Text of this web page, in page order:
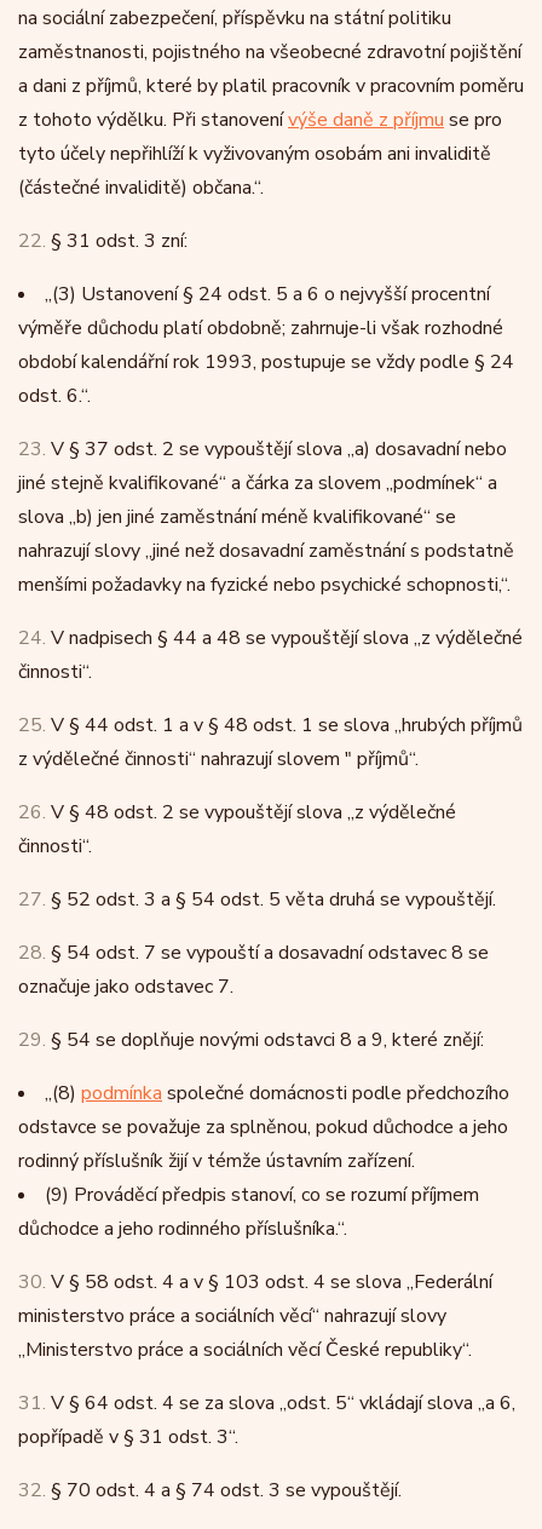
na sociální zabezpečení, příspěvku na státní politiku
zaměstnanosti, pojistného na všeobecné zdravotní pojištění
a dani z příjmů, které by platil pracovník v pracovním poměru
z tohoto výdělku. Při stanovenívýše daně z příjmu se pro
tyto účely nepřihlíží k vyživovaným osobám ani invaliditě
(částečné invaliditě) občana.“.
22. § 31 odst. 3 zní:
„(3) Ustanovení § 24 odst. 5 a 6 o nejvyšší procentní
výměře důchodu platí obdobně; zahrnuje-li však rozhodné
období kalendářní rok 1993, postupuje se vždy podle § 24
odst. 6.“.
23. V § 37 odst. 2 se vypouštějí slova „a) dosavadní nebo
jiné stejně kvalifikované“ a čárka za slovem „podmínek“ a
slova „b) jen jiné zaměstnání méně kvalifikované“ se
nahrazují slovy „jiné než dosavadní zaměstnání s podstatně
menšími požadavky na fyzické nebo psychické schopnosti,“.
24. V nadpisech § 44 a 48 se vypouštějí slova „z výdělečné
činnosti“.
25. V § 44 odst. 1 a v § 48 odst. 1 se slova „hrubých příjmů
z výdělečné činnosti“ nahrazují slovem " příjmů“.
26. V § 48 odst. 2 se vypouštějí slova „z výdělečné
činnosti“.
27. § 52 odst. 3 a § 54 odst. 5 věta druhá se vypouštějí.
28. § 54 odst. 7 se vypouští a dosavadní odstavec 8 se
označuje jako odstavec 7.
29. § 54 se doplňuje novými odstavci 8 a 9, které znějí:
„(8) podmínka společné domácnosti podle předchozího
odstavce se považuje za splněnou, pokud důchodce a jeho
rodinný příslušník žijí v témže ústavním zařízení.
(9) Prováděcí předpis stanoví, co se rozumí příjmem
důchodce a jeho rodinného příslušníka.“.
30. V § 58 odst. 4 a v § 103 odst. 4 se slova „Federální
ministerstvo práce a sociálních věcí“ nahrazují slovy
„Ministerstvo práce a sociálních věcí České republiky“.
31. V § 64 odst. 4 se za slova „odst. 5“ vkládají slova „a 6,
popřípadě v § 31 odst. 3“.
32. § 70 odst. 4 a § 74 odst. 3 se vypouštějí.